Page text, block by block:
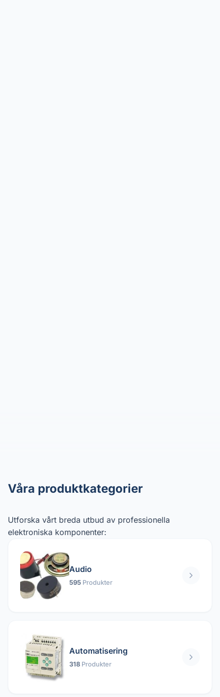
Våra produktkategorier
Utforska vårt breda utbud av professionella
elektroniska komponenter:
Audio
595 Produkter
Automatisering
318 Produkter